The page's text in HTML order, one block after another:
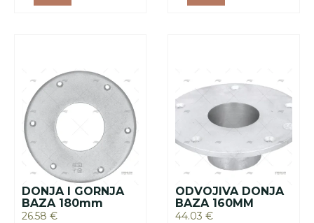
DONJA I GORNJA
BAZA 180mm
26.58 €
ODVOJIVA DONJA
BAZA 160MM
44.03 €